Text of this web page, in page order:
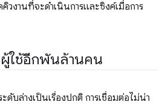
งานที่จะดำเนินการและซิงค์เมื่อการ
ใช้อีกพันล้านคน
บล่างเป็นเรื่องปกติ การเชื่อมต่อไม่น่า